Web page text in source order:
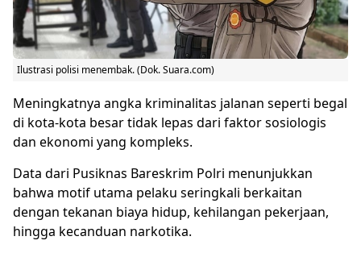
Ilustrasi polisi menembak. (Dok. Suara.com)
Meningkatnya angka kriminalitas jalanan seperti begal
di kota-kota besar tidak lepas dari faktor sosiologis
dan ekonomi yang kompleks.
Data dari Pusiknas Bareskrim Polri menunjukkan
bahwa motif utama pelaku seringkali berkaitan
dengan tekanan biaya hidup, kehilangan pekerjaan,
hingga kecanduan narkotika.